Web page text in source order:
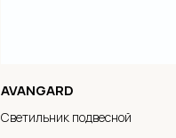
AVANGARD
Светильник подвесной